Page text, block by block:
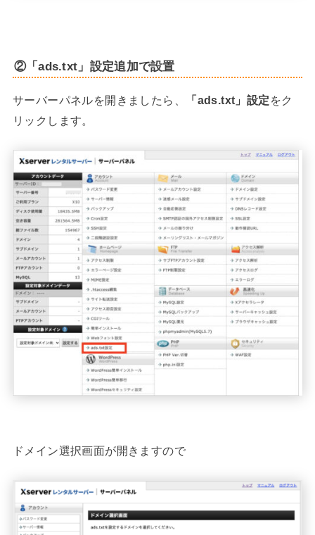
②「ads.txt」設定追加で設置
サーバーパネルを開きましたら、 「ads.txt」設定 をク
リックします。
ドメイン選択画面が開きますので